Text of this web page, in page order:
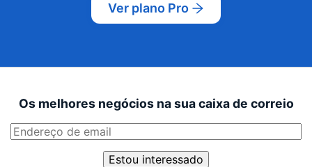
Ver plano Pro
Os melhores negócios na sua caixa de correio
Estou interessado